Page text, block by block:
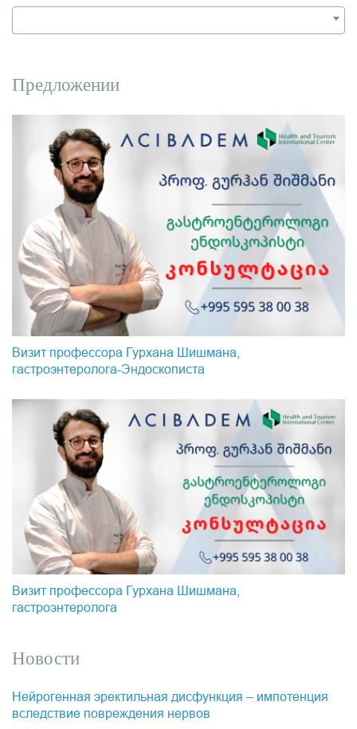
Предложении
Визит профессора Гурхана Шишмана,
гастроэнтеролога-Эндоскопистa
Визит профессора Гурхана Шишмана,
гастроэнтеролога
Новости
Нейрогенная эректильная дисфункция – импотенция
вследствие повреждения нервов